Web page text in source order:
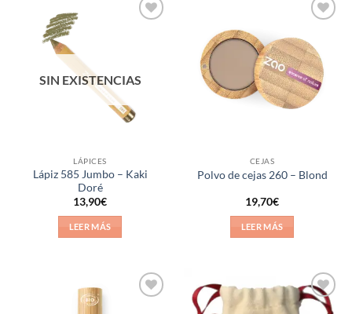
SIN EXISTENCIAS
LÁPICES
Lápiz 585 Jumbo – Kaki
Doré
13,90€
LEER MÁS
lista de
deseos
CEJAS
Polvo de cejas 260 – Blond
19,70€
LEER MÁS
Añadir